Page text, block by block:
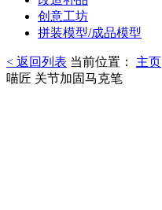
创意工坊
拼装模型/成品模型
< 返回列表 当前位置： 主页
喵匠 关节加固马克笔